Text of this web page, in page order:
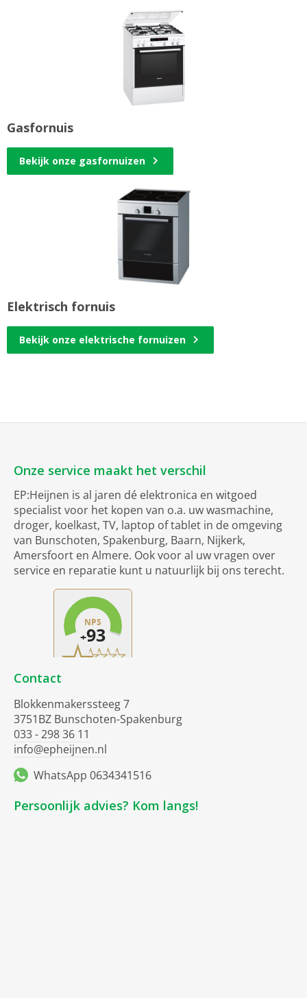
Gasfornuis
Bekijk onze gasfornuizen
Elektrisch fornuis
Bekijk onze elektrische fornuizen
Onze service maakt het verschil
EP:Heijnen is al jaren dé elektronica en witgoed
specialist voor het kopen van o.a. uw wasmachine,
droger, koelkast, TV, laptop of tablet in de omgeving
van Bunschoten, Spakenburg, Baarn, Nijkerk,
Amersfoort en Almere. Ook voor al uw vragen over
service en reparatie kunt u natuurlijk bij ons terecht.
Contact
Blokkenmakerssteeg 7
3751BZ Bunschoten-Spakenburg
033 - 298 36 11
info@epheijnen.nl
WhatsApp 0634341516
Persoonlijk advies? Kom langs!